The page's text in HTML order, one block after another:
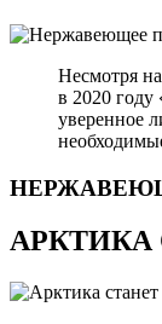
Несмотря
в 2020 году
уверенное
АРКТИКА